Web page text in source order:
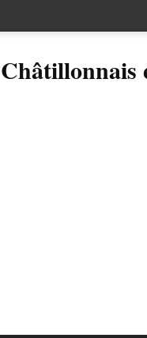
Châtillonnais